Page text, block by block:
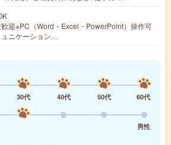
迎※PC（Word・Excel・PowerPoint）操作可
ニケーション…
30代 40代 50代
60代
男性